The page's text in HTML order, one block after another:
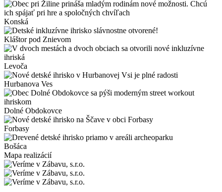
Konská
Kláštor pod Znievom
Levoča
Hurbanova Ves
Dolné Obdokovce
Forbasy
Bošáca
Mapa realizácií